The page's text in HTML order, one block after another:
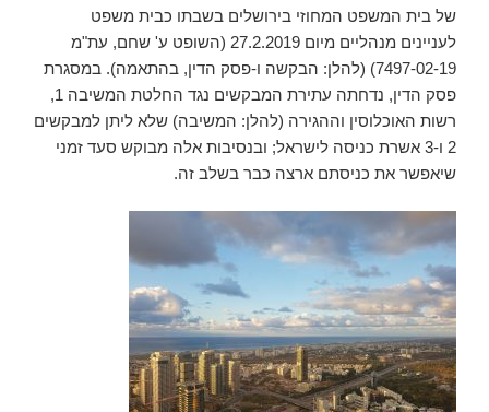
של בית המשפט המחוזי בירושלים בשבתו כבית משפט
לעניינים מנהליים מיום 27.2.2019 (השופט ע' שחם, עת"מ
7497-02-19) (להלן: הבקשה ו-פסק הדין, בהתאמה). במסגרת
פסק הדין, נדחתה עתירת המבקשים נגד החלטת המשיבה 1,
רשות האוכלוסין וההגירה (להלן: המשיבה) שלא ליתן למבקשים
2 ו-3 אשרת כניסה לישראל; ובנסיבות אלה מבוקש סעד זמני
שיאפשר את כניסתם ארצה כבר בשלב זה.